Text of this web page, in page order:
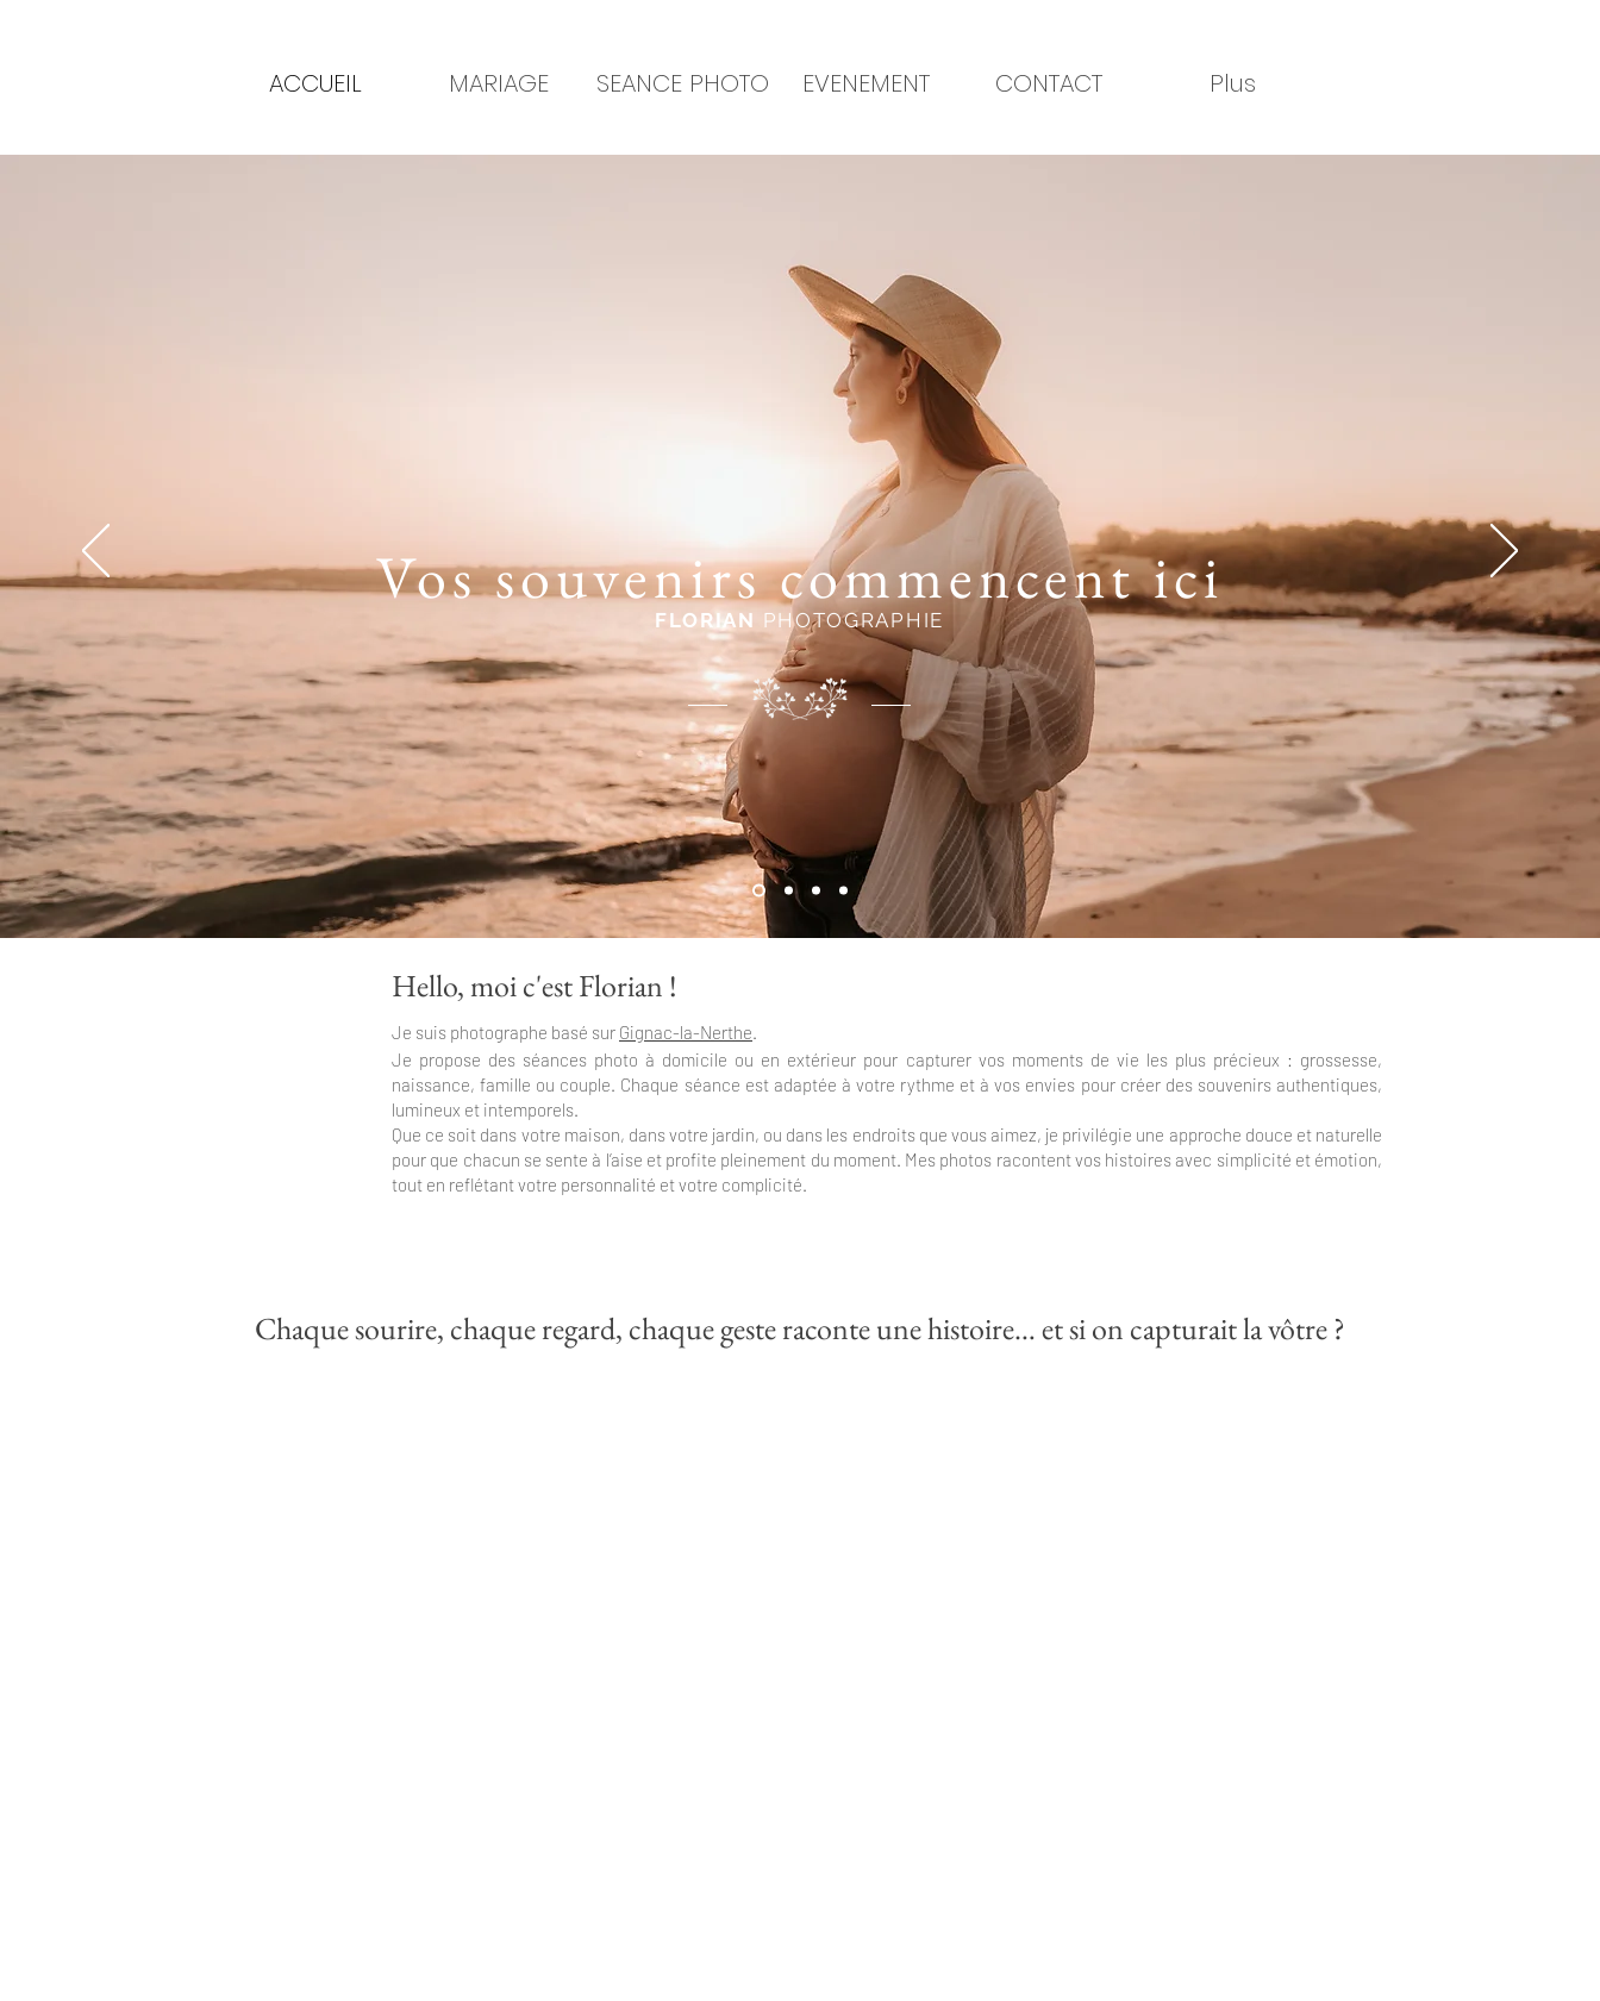
ACCUEIL MARIAGE SEANCE PHOTO EVENEMENT CONTACT Plus
Vos souvenirs commencent ici
FLORIAN PHOTOGRAPHIE
Hello, moi c'est Florian !
Je propose des séances photo à domicile ou en extérieur pour capturer vos moments de vie les plus précieux : grossesse,
naissance, famille ou couple. Chaque séance est adaptée à votre rythme et à vos envies pour créer des souvenirs authentiques,
lumineux et intemporels.
Que ce soit dans votre maison, dans votre jardin, ou dans les endroits que vous aimez, je privilégie une approche douce et naturelle
pour que chacun se sente à l’aise et profite pleinement du moment. Mes photos racontent vos histoires avec simplicité et émotion,
tout en reflétant votre personnalité et votre complicité.
Je suis photographe basé sur Gignac-la-Nerthe.
Chaque sourire, chaque regard, chaque geste raconte une histoire… et si on capturait la vôtre ?